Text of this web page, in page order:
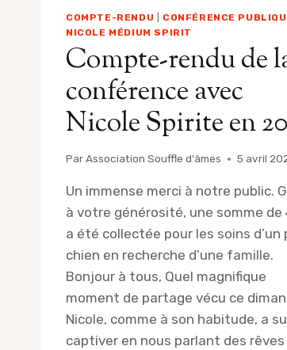
COMPTE-RENDU CONFÉRENCE
NICOLE MÉDIUM SPIRIT
Compte-rendu de
conférence avec
Nicole Spirite en
ParAssociation Souffle d'âmes 5 avril
Un immense merci à notre public.
à votre générosité, une somme
a été collectée pour les soins
chien en recherche d’une famille.
Bonjour à tous, Quel magnifique
moment de partage vécu ce
Nicole, comme à son habitude, a
captiver en nous parlant des rêves